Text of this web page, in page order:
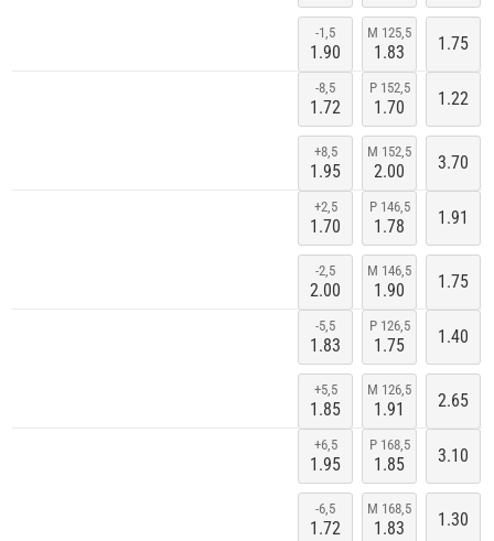
-1,5
1.90
M 125,5
1.83 1.75
-8,5
1.72
+8,5
1.95
P 152,5
1.70
M 152,5
2.00
1.22
3.70
+2,5
1.70
-2,5
2.00
P 146,5
1.78
M 146,5
1.90
1.91
1.75
-5,5
1.83
+5,5
1.85
P 126,5
1.75
M 126,5
1.91
1.40
2.65
+6,5
1.95
-6,5
1.72
P 168,5
1.85
M 168,5
1.83
3.10
1.30